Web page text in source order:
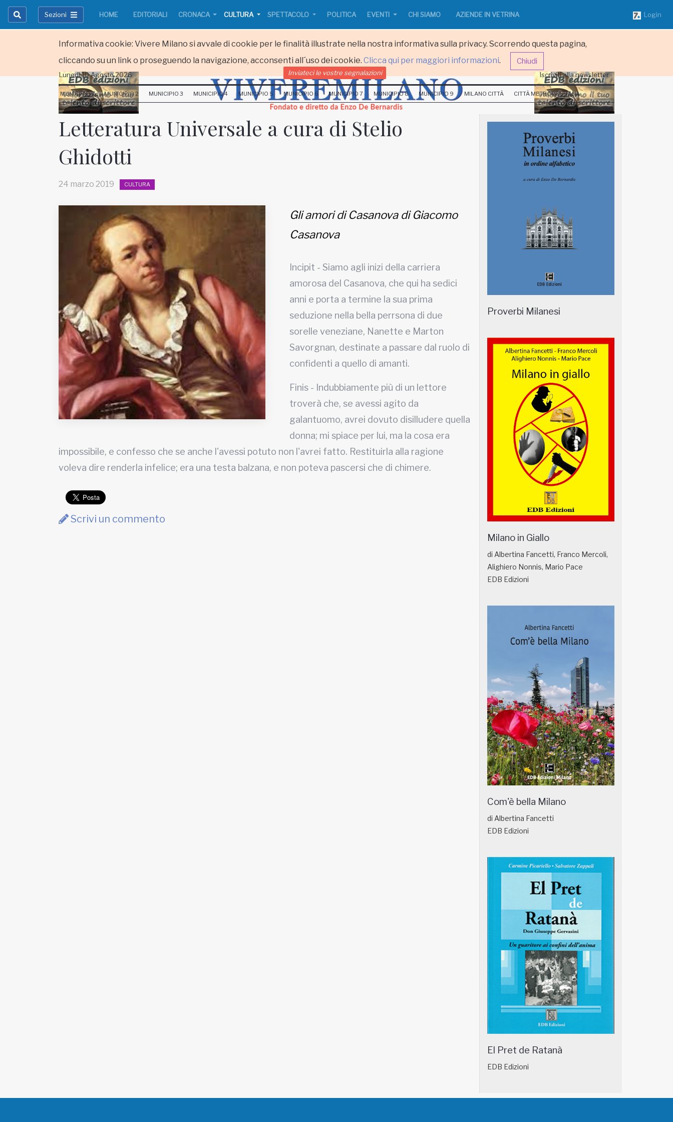
Informativa cookie: Vivere Milano si avvale di cookie per le finalità illustrate nella nostra informativa sulla privacy. Scorrendo questa pagina,
cliccando su un link o proseguendo la navigazione, acconsenti all´uso dei cookie. Clicca qui per maggiori informazioni. Chiudi
Sezioni HOME EDITORIALI CRONACA CULTURA SPETTACOLO POLITICA EVENTI CHI SIAMO AZIENDE IN VETRINA Login
Inviateci le vostre segnalazioni
Iscriviti alla newsletter
Fondato e diretto da Enzo De
EDB edizioni - Via Brivio angolo C.
Imbonati, 89 20159 Milano (Italia)
Lunedi 10 Agosto 2026 Inviateci le vostre segnalazioni Iscriviti alla newsletter
MUNICIPIO 1 MUNICIPIO 2 MUNICIPIO 3 MUNICIPIO 4 MUNICIPIO 5 MUNICIPIO 6 MUNICIPIO 7 MUNICIPIO 8 MUNICIPIO 9 MILANO CITTÀ CITTÀ METROPOLITANA
Letteratura Universale a cura di Stelio
Ghidotti
24 marzo 2019 CULTURA
Gli amori di Casanova di Giacomo
Casanova
Incipit - Siamo agli inizi della carriera
amorosa del Casanova, che qui ha sedici
anni e porta a termine la sua prima
seduzione nella bella perrsona di due
sorelle veneziane, Nanette e Marton
Savorgnan, destinate a passare dal ruolo di
confidenti a quello di amanti.
Finis - Indubbiamente più di un lettore
troverà che, se avessi agito da
galantuomo, avrei dovuto disilludere quella
donna; mi spiace per lui, ma la cosa era
impossibile, e confesso che se anche l'avessi potuto non l'avrei fatto. Restituirla alla ragione
voleva dire renderla infelice; era una testa balzana, e non poteva pascersi che di chimere.
Scrivi un commento
Proverbi Milanesi
Milano in Giallo
di Albertina Fancetti, Franco Mercoli,
Alighiero Nonnis, Mario Pace
EDB Edizioni
Com'è bella Milano
di Albertina Fancetti
EDB Edizioni
El Pret de Ratanà
EDB Edizioni